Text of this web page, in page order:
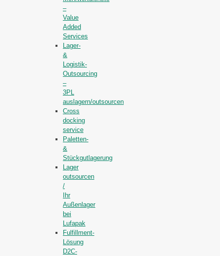
–
Value
Added
Services
Lager-
&
Logistik-
Outsourcing
–
3PL
auslagern/outsourcen
Cross
docking
service
Paletten-
&
Stückgutlagerung
Lager
outsourcen
/
Ihr
Außenlager
bei
Lufapak
Fulfillment-
Lösung
D2C-